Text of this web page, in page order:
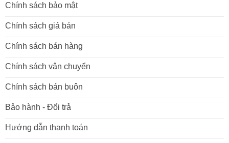
Chính sách bảo mật
Chính sách giá bán
Chính sách bán hàng
Chính sách vận chuyển
Chính sách bán buôn
Bảo hành - Đổi trả
Hướng dẫn thanh toán